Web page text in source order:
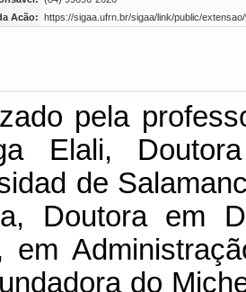
Acão: https://sigaa.ufrn.br/sigaa/link/public/
pela
Elali,
de
Doutora em
em
do